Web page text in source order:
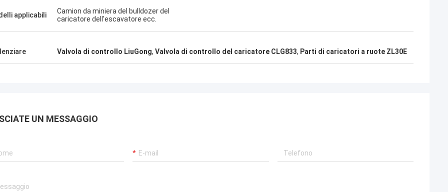
applicabili
Camion da miniera del bulldozer del
caricatore dell'escavatore ecc.
Valvola di controllo LiuGong, Valvola di controllo del caricatore CLG833, Parti di caricatori a ruote ZL30E
UN MESSAGGIO